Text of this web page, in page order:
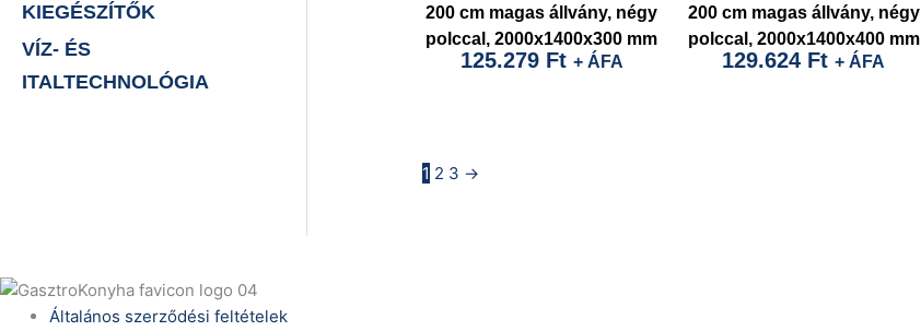
KIEGÉSZÍTŐK
VÍZ- ÉS
ITALTECHNOLÓGIA
200 cm magas állvány, négy
polccal, 2000x1400x300 mm
125.279 Ft + ÁFA
200 cm magas állvány, négy
polccal, 2000x1400x400 mm
129.624 Ft + ÁFA
1 2 3 →
Általános szerződési feltételek